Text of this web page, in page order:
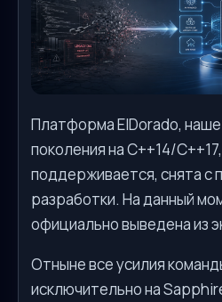
Платформа ElDorado,
поколения на C++14/
поддерживается, снята с
разработки. На данный
официально выведена из
Отныне все усилия
исключительно на